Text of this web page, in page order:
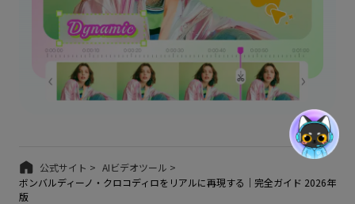
公式サイト > AIビデオツール >
ボンバルディーノ・クロコディロをリアルに再現する｜完全ガイド 2026年
版